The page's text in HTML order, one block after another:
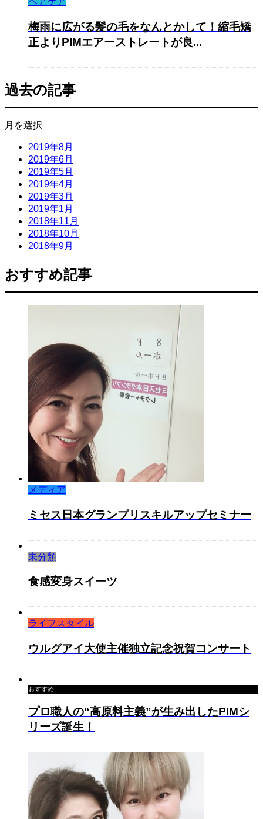
梅雨に広がる髪の毛をなんとかして！縮毛矯
正よりPIMエアーストレートが良...
過去の記事
月を選択
2019年8月
2019年6月
2019年5月
2019年4月
2019年3月
2019年1月
2018年11月
2018年10月
2018年9月
おすすめ記事
メディア
ミセス日本グランプリスキルアップセミナー
未分類
食感変身スイーツ
ライフスタイル
ウルグアイ大使主催独立記念祝賀コンサート
おすすめ
プロ職人の“高原料主義”が生み出したPIMシ
リーズ誕生！